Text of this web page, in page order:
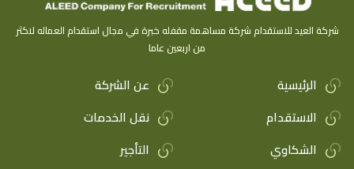
شركة العيد للاستقدام شركة مساهمة مقفله خبرة في مجال استقدام العماله لاكثر
من اربعين عاما
الرئيسية
عن الشركة
الاستقدام
نقل الخدمات
الشكاوي
التأجير